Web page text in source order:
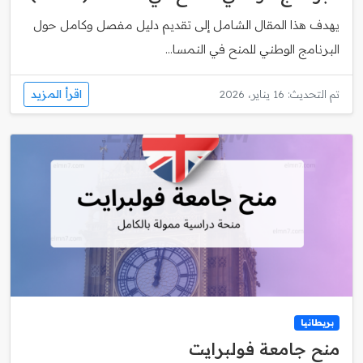
يهدف هذا المقال الشامل إلى تقديم دليل مفصل وكامل حول
البرنامج الوطني للمنح في النمسا...
تم التحديث: 16 يناير، 2026 اقرأ المزيد
بريطانيا
منح جامعة فولبرايت